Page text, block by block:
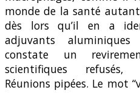
monde de la santé autant
dès lors qu’il en a
adjuvants
constate un
scientifiques refusés,
Réunions pipées. Le mot